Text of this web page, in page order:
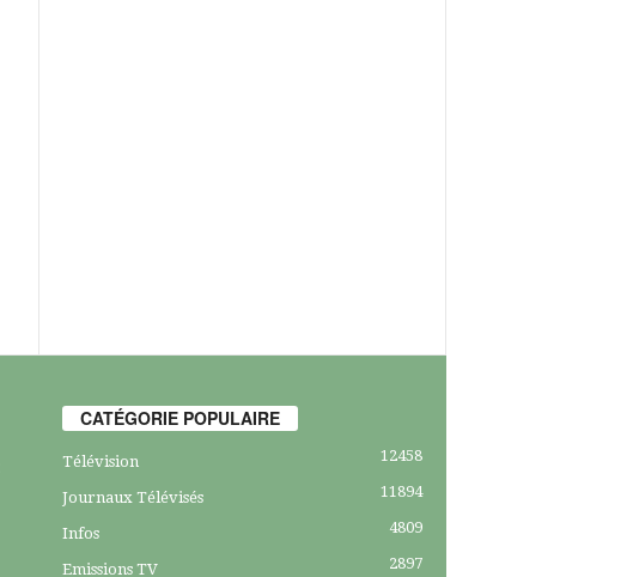
CATÉGORIE POPULAIRE
Télévision 12458
Journaux Télévisés 11894
Infos 4809
Emissions TV 2897